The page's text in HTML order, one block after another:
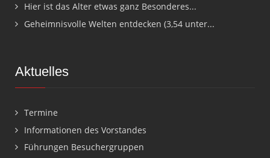
Hier ist das Alter etwas ganz Besonderes...
Geheimnisvolle Welten entdecken (3,54 unter...
Aktuelles
Termine
Informationen des Vorstandes
Führungen Besuchergruppen